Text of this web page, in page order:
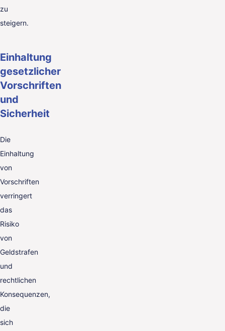
zu
steigern.
Einhaltung
gesetzlicher
Vorschriften
und
Sicherheit
Die
Einhaltung
von
Vorschriften
verringert
das
Risiko
von
Geldstrafen
und
rechtlichen
Konsequenzen,
die
sich